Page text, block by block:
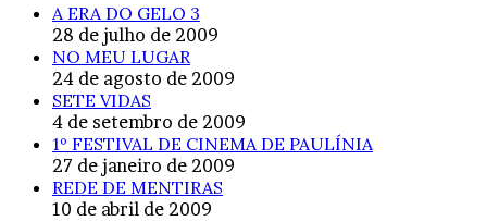
A ERA DO GELO 3
28 de julho de 2009
NO MEU LUGAR
24 de agosto de 2009
SETE VIDAS
4 de setembro de 2009
1º FESTIVAL DE CINEMA DE PAULÍNIA
27 de janeiro de 2009
REDE DE MENTIRAS
10 de abril de 2009